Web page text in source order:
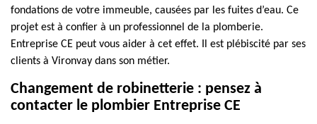
fondations de votre immeuble, causées par les fuites d’eau. Ce
projet est à confier à un professionnel de la plomberie.
Entreprise CE peut vous aider à cet effet. Il est plébiscité par ses
clients à Vironvay dans son métier.
Changement de robinetterie : pensez à
contacter le plombier Entreprise CE